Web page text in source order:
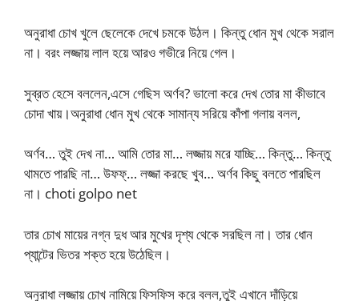
অনুরাধা চোখ খুলে ছেলেকে দেখে চমকে উঠল। কিন্তু ধোন মুখ থেকে সরাল
না। বরং লজ্জায় লাল হয়ে আরও গভীরে নিয়ে গেল।
সুব্রত হেসে বললেন,এসে গেছিস অর্ণব? ভালো করে দেখ তোর মা কীভাবে
চোদা খায়।অনুরাধা ধোন মুখ থেকে সামান্য সরিয়ে কাঁপা গলায় বলল,
অর্ণব… তুই দেখ না… আমি তোর মা… লজ্জায় মরে যাচ্ছি… কিন্তু… কিন্তু
থামতে পারছি না… উফফ্‌… লজ্জা করছে খুব… অর্ণব কিছু বলতে পারছিল
না। choti golpo net
তার চোখ মায়ের নগ্ন দুধ আর মুখের দৃশ্য থেকে সরছিল না। তার ধোন
প্যান্টের ভিতর শক্ত হয়ে উঠেছিল।
অনুরাধা লজ্জায় চোখ নামিয়ে ফিসফিস করে বলল,তুই এখানে দাঁড়িয়ে